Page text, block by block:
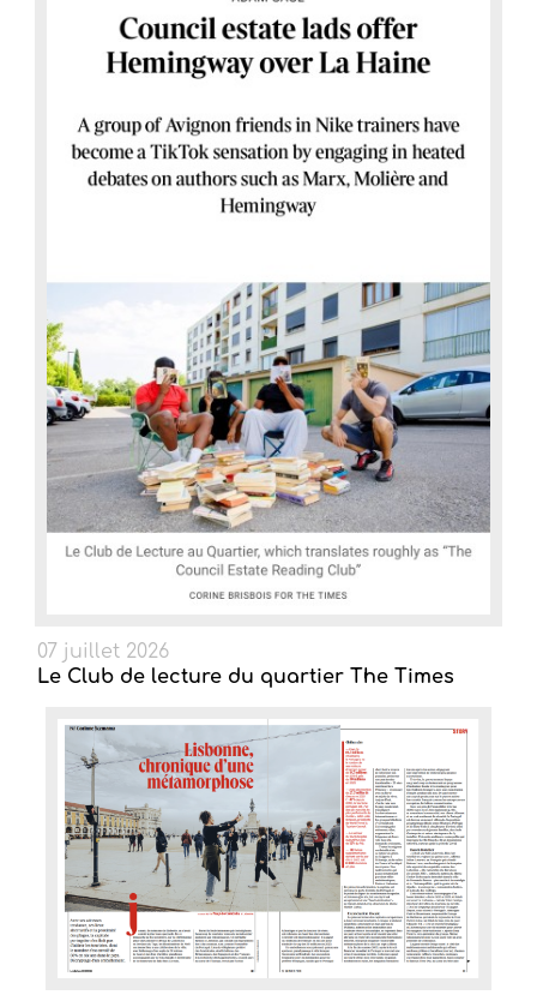
07 juillet 2026
Le Club de lecture du quartier The Times